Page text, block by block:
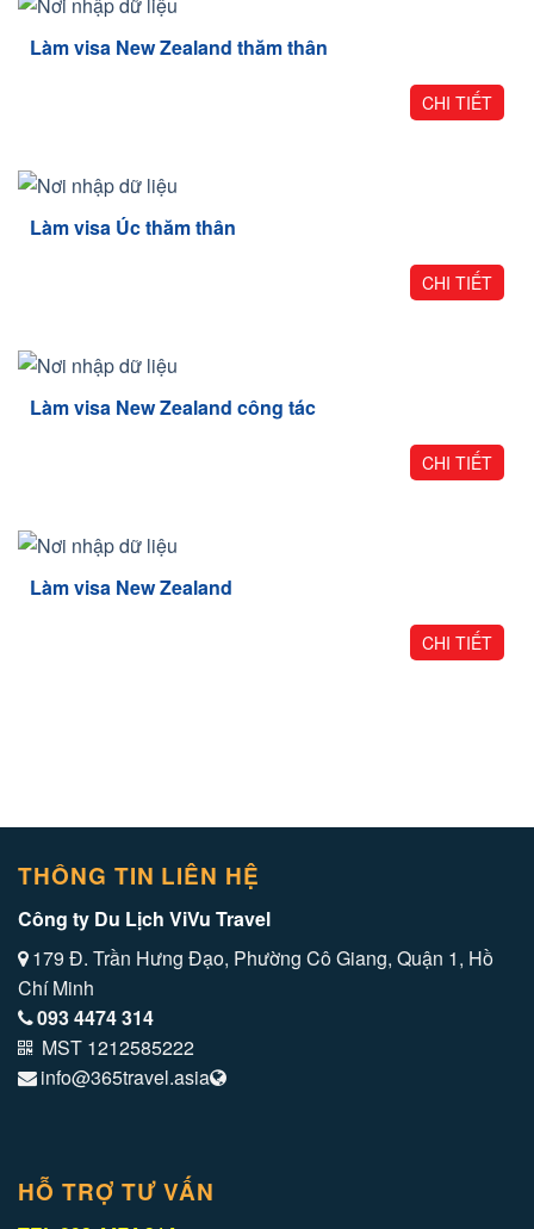
Làm visa New Zealand thăm thân
CHI TIẾT
Làm visa Úc thăm thân
CHI TIẾT
Làm visa New Zealand công tác
CHI TIẾT
Làm visa New Zealand
CHI TIẾT
THÔNG TIN LIÊN HỆ
Công ty Du Lịch ViVu Travel
179 Đ. Trần Hưng Đạo, Phường Cô Giang, Quận 1, Hồ
Chí Minh
093 4474 314
MST 1212585222
info@365travel.asia
HỖ TRỢ TƯ VẤN